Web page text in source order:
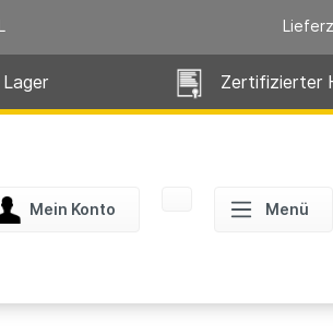
Zertifizierter
Mein Konto Menü